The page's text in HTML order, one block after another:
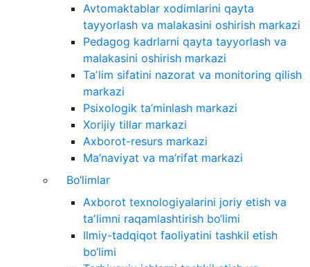
Avtomaktablar xodimlarini qayta
tayyorlash va malakasini oshirish markazi
Pedagog kadrlarni qayta tayyorlash va
malakasini oshirish markazi
Taʼlim sifatini nazorat va monitoring qilish
markazi
Psixologik ta’minlash markazi
Xorijiy tillar markazi
Axborot-resurs markazi
Ma’naviyat va ma’rifat markazi
Bo‘limlar
Axborot texnologiyalarini joriy etish va
taʼlimni raqamlashtirish bo‘limi
Ilmiy-tadqiqot faoliyatini tashkil etish
bo‘limi